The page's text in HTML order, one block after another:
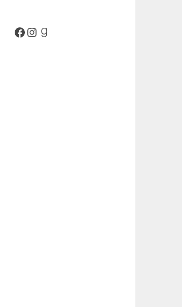
Facebook
Instagram
Goodreads